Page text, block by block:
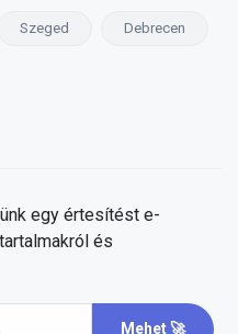
Szeged Debrecen
egy értesítést e-
és
Mehet 🚀